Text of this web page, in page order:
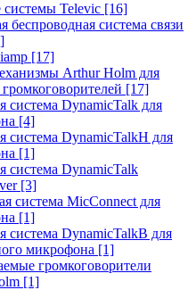
Televic [16]
беспроводная система связи
[17]
Arthur Holm для
[17]
система DynamicTalk для
[4]
система DynamicTalkH для
[1]
система DynamicTalk
[3]
система MicConnect для
[1]
система DynamicTalkB для
микрофона [1]
громкоговорители
[1]